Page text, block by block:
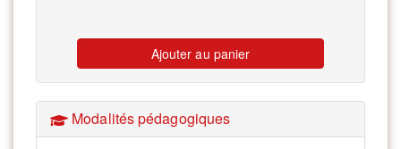
Ajouter au panier
Modalités pédagogiques